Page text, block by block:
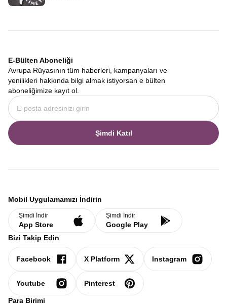
E-Bülten Aboneliği
Avrupa Rüyasının tüm haberleri, kampanyaları ve
yenilikleri hakkında bilgi almak istiyorsan e bülten
aboneliğimize kayıt ol.
Şimdi Katıl
Mobil Uygulamamızı İndirin
Şimdi İndir
App Store
Şimdi İndir
Google Play
Bizi Takip Edin
Facebook X Platform Instagram
Youtube Pinterest
Para Birimi